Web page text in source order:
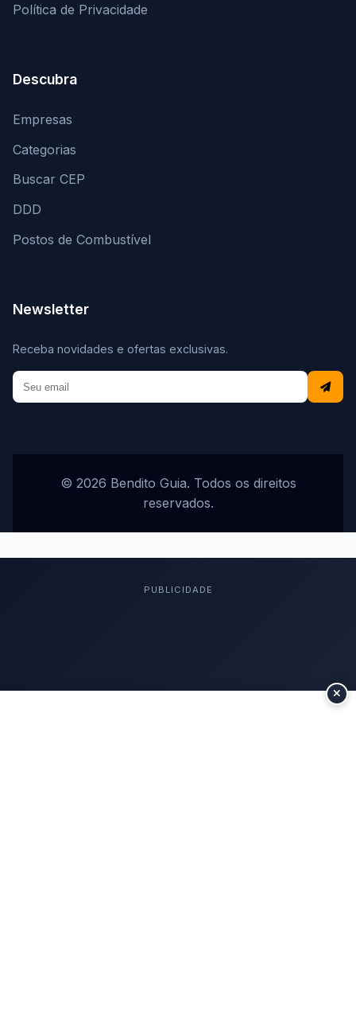
Política de Privacidade
Descubra
Empresas
Categorias
Buscar CEP
DDD
Postos de Combustível
Newsletter
Receba novidades e ofertas exclusivas.
© 2026 Bendito Guia. Todos os direitos
reservados.